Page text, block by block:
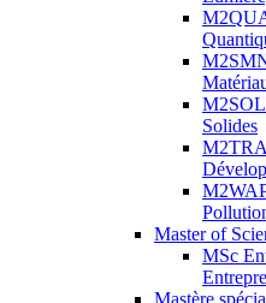
Solides
Master of
MSc
Mastère